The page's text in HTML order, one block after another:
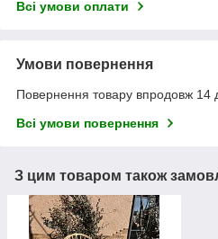
Всі умови оплати
Умови повернення
Повернення товару впродовж 14
Всі умови повернення
З цим товаром також